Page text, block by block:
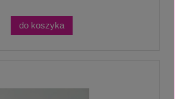
do koszyka